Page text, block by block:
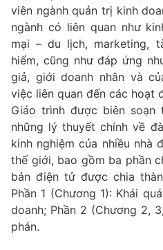
viên ngành quản trị kinh
ngành có liên quan như
mại – du lịch, marketing,
hiểm, cũng như đáp ứng
giả, giới doanh nhân và
việc liên quan đến các hoạt
Giáo trình được biên
những lý thuyết chính về
kinh nghiệm của nhiều nhà
thế giới, bao gồm ba phần
bản điện tử được chia
Phần 1 (Chương 1): Khái
doanh; Phần 2 (Chương 2,
phán.